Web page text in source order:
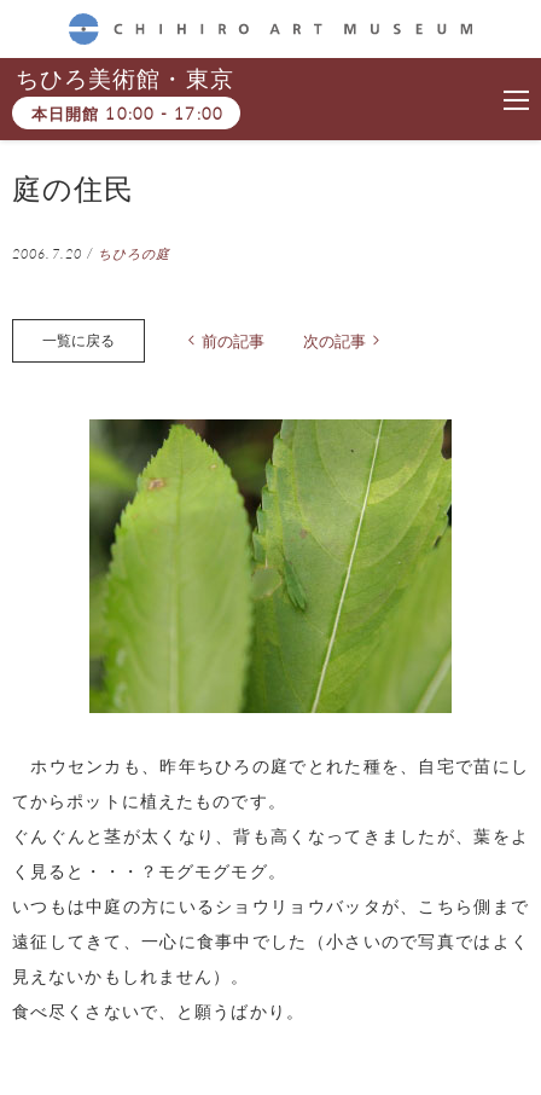
CHIHIRO ART MUSEUM
ちひろ美術館・東京
本日開館 10:00 - 17:00
庭の住民
2006.7.20 / ちひろの庭
一覧に戻る 前の記事 次の記事
ホウセンカも、昨年ちひろの庭でとれた種を、自宅で苗にし
てからポットに植えたものです。
ぐんぐんと茎が太くなり、背も高くなってきましたが、葉をよ
く見ると・・・？モグモグモグ。
いつもは中庭の方にいるショウリョウバッタが、こちら側まで
遠征してきて、一心に食事中でした（小さいので写真ではよく
見えないかもしれません）。
食べ尽くさないで、と願うばかり。